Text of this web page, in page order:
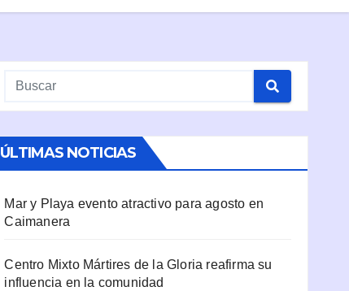
ÚLTIMAS NOTICIAS
Mar y Playa evento atractivo para agosto en
Caimanera
Centro Mixto Mártires de la Gloria reafirma su
influencia en la comunidad